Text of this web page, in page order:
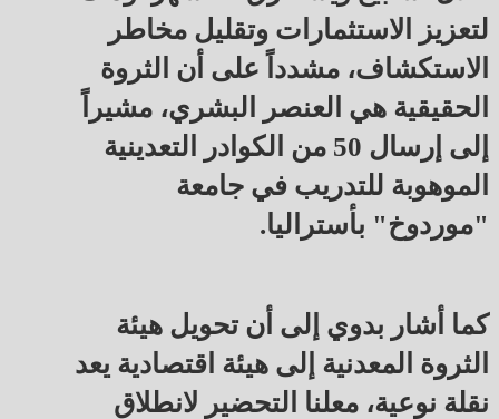
لتعزيز الاستثمارات وتقليل مخاطر
الاستكشاف، مشدداً على أن الثروة
الحقيقية هي العنصر البشري، مشيراً
إلى إرسال 50 من الكوادر التعدينية
الموهوبة للتدريب في جامعة
"موردوخ" بأستراليا.
كما أشار بدوي إلى أن تحويل هيئة
الثروة المعدنية إلى هيئة اقتصادية يعد
نقلة نوعية، معلنا التحضير لانطلاق